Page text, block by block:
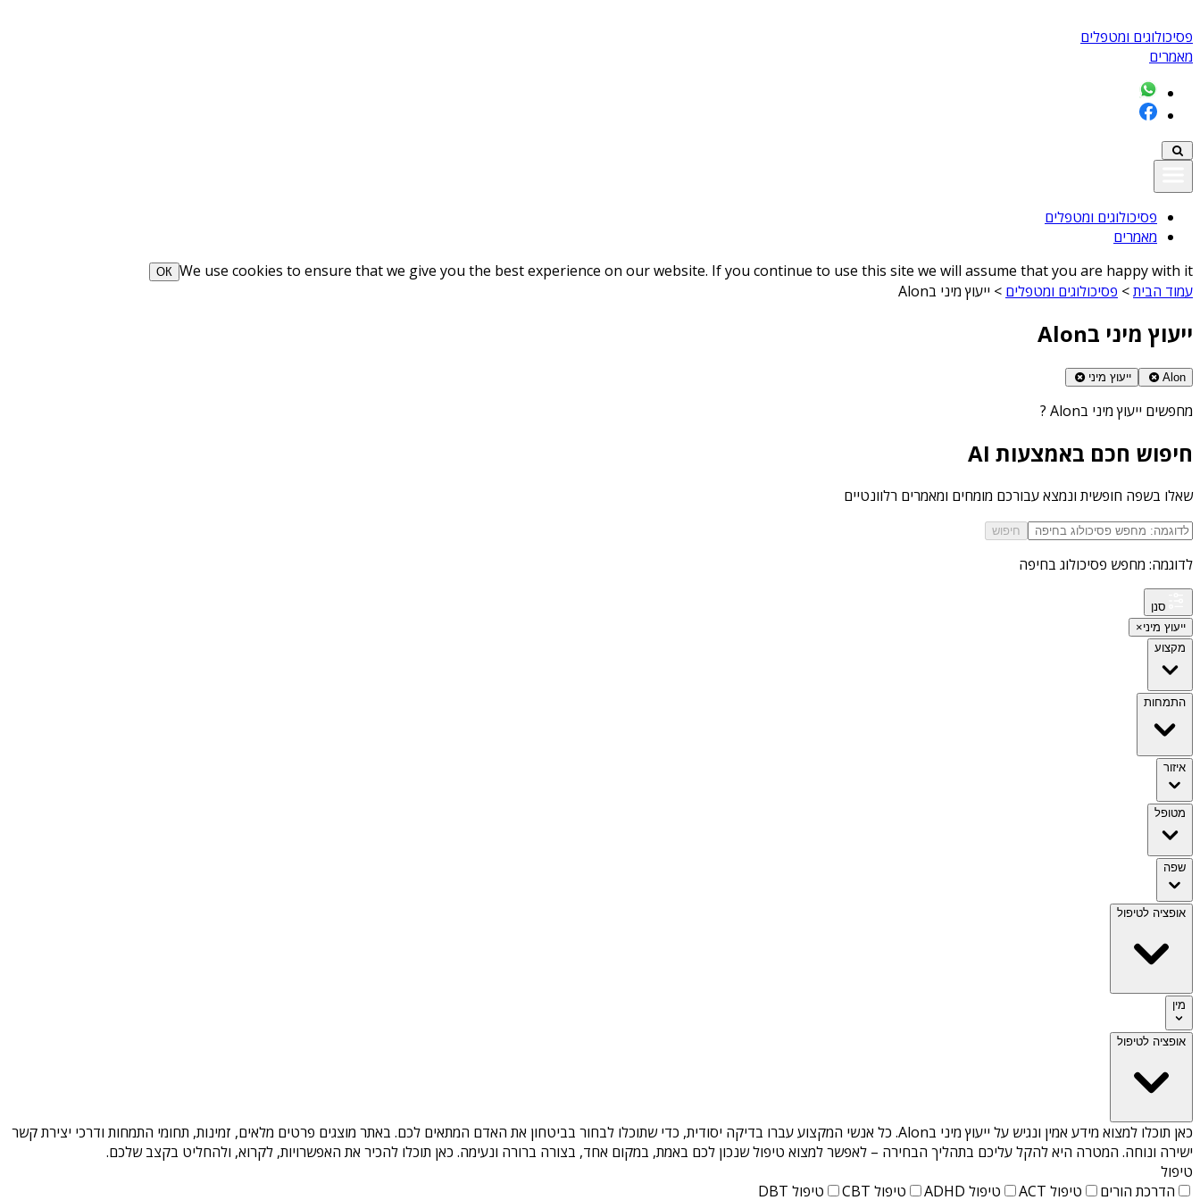
פסיכולוגים ומטפלים
מאמרים
פסיכולוגים ומטפלים
מאמרים
We use cookies to ensure that we give you the best experience on our website. If you continue to use this site we will assume that you are happy with it
ОК
עמוד הבית> פסיכולוגים ומטפלים > ייעוץ מיני בAlon
ייעוץ מיני בAlon
Alon ייעוץ מיני
מחפשים ייעוץ מיני בAlon ?
חיפוש חכם באמצעות AI
שאלו בשפה חופשית ונמצא עבורכם מומחים ומאמרים רלוונטיים
חיפוש
לדוגמה: מחפש פסיכולוג בחיפה
סנן
ייעוץ מיני×
מקצוע
התמחות
איזור
מטופל
שפה
אופציה לטיפול
מין
אופציה לטיפול
כאן תוכלו למצוא מידע אמין ונגיש על ייעוץ מיני בAlon
. כל אנשי המקצוע עברו בדיקה יסודית, כדי שתוכלו לבחור בביטחון את האדם המתאים לכם. באתר מוצגים פרטים מלאים, זמינות, תחומי התמחות ודרכי יצירת קשר
ישירה ונוחה. המטרה היא להקל עליכם בתהליך הבחירה – לאפשר למצוא טיפול שנכון לכם באמת, במקום אחד, בצורה ברורה ונעימה. כאן תוכלו להכיר את האפשרויות, לקרוא, ולהחליט בקצב שלכם.
טיפול
הדרכת הורים
טיפול ACT טיפול ADHD טיפול CBT טיפול DBT